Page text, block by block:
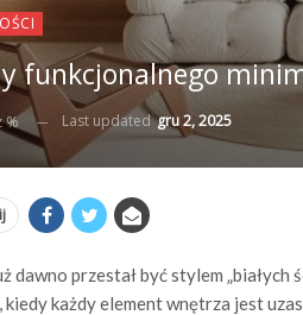
funkcjonalnego
% Last updatedgru 2, 2025
dawno przestał być stylem
kiedy każdy element wnętrza jest